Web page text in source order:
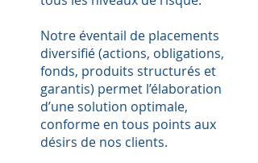
Notre éventail de placements
diversifié (actions, obligations,
fonds, produits structurés et
garantis) permet l’élaboration
d’une solution optimale,
conforme en tous points aux
désirs de nos clients.